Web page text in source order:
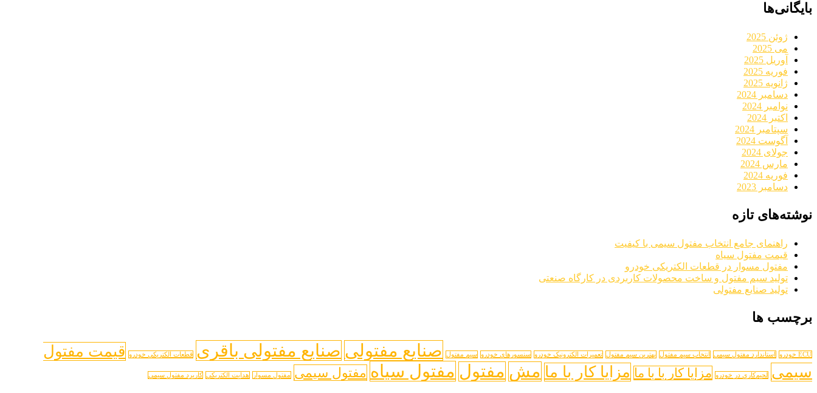
بایگانی‌ها
ژوئن 2025
می 2025
آوریل 2025
فوریه 2025
ژانویه 2025
دسامبر 2024
نوامبر 2024
اکتبر 2024
سپتامبر 2024
آگوست 2024
جولای 2024
مارس 2024
فوریه 2024
دسامبر 2023
نوشته‌های تازه
راهنمای جامع انتخاب مفتول سیمی با کیفیت
قیمت مفتول سیاه
مفتول مسوار در قطعات الکتریکی خودرو
تولید سیم مفتول و ساخت محصولات کاربردی در کارگاه صنعتی
تولید صنایع مفتولی
برچسب ها
ECU خودرو استاندارد مفتول سیمی انتخاب سیم مفتول بهترین سیم مفتول تعمیرات الکترونیک خودرو سنسورهای خودرو سیم مفتول صنایع مفتولی صنایع مفتولی باقری قطعات الکتریکی خودرو
قیمت مفتول
سیمی
لحیم‌کاری در خودرو مزایا کار با با ما مزایا کار با ما مش مفتول مفتول سیاه مفتول سیمی مفتول مسوار هدایت الکتریکی کاریرد مفتول سیمی